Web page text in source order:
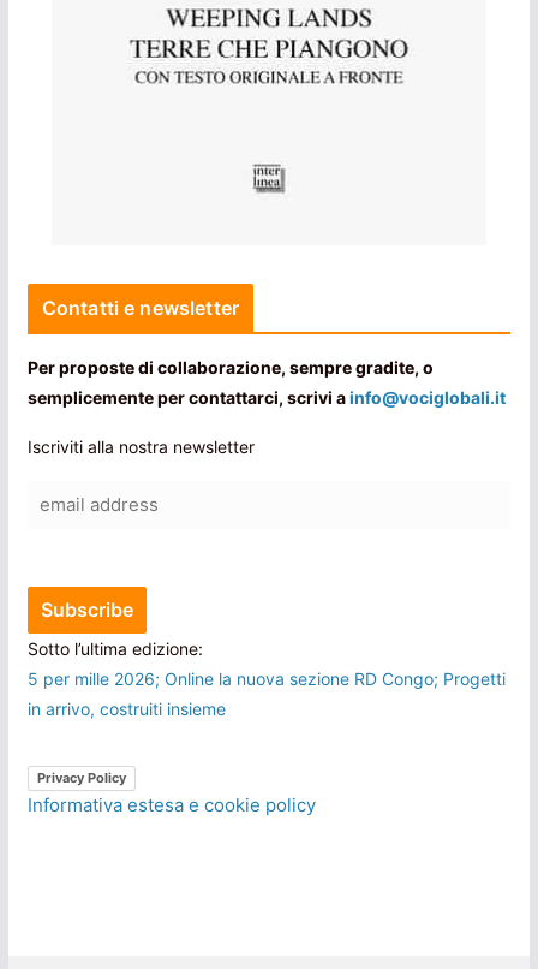
Contatti e newsletter
Per proposte di collaborazione, sempre gradite, o
semplicemente per contattarci, scrivi ainfo@vociglobali.it
Iscriviti alla nostra newsletter
Sotto l’ultima edizione:
5 per mille 2026; Online la nuova sezione RD Congo; Progetti
in arrivo, costruiti insieme
Privacy Policy
Informativa estesa e cookie policy